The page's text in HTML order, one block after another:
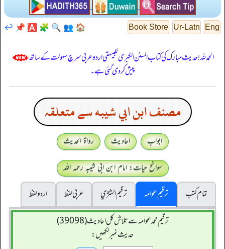
Eng
Ur-Latn
Book Store
🏠
👥
🔍
🧩
🅰️
📌
↩️
الحمدللہ! حدیث مبارک کی کتاب السنن الكبرى للبيهقي اردو عربی سرچ سہولت کے ساتھ
پیش کر دی گئی ہے۔
مصنف ابن ابي شيبه سے متعلقہ
ابواب احادیث
رواۃ الحدیث
سوانح حیات: امام ابن ابی شیبہ رحمہ اللہ
تمام کتب
ترقیم عوامہ ترقيم الشژي عربی لفظ
اردو لفظ
ترقیم محمدعوامہ سے تلاش کل احادیث (39098)
حدیث نمبر لکھیں: